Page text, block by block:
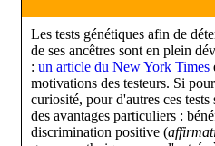
Les tests génétiques afin de
de ses ancêtres sont en plein
: un article du New York Times
motivations des testeurs. Si
curiosité, pour d'autres ces
des avantages particuliers :
discrimination positive (